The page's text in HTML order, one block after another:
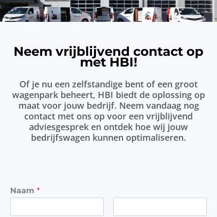
Neem vrijblijvend contact op
met HBI!
Of je nu een zelfstandige bent of een groot
wagenpark beheert, HBI biedt de oplossing op
maat voor jouw bedrijf. Neem vandaag nog
contact met ons op voor een vrijblijvend
adviesgesprek en ontdek hoe wij jouw
bedrijfswagen kunnen optimaliseren.
Naam *